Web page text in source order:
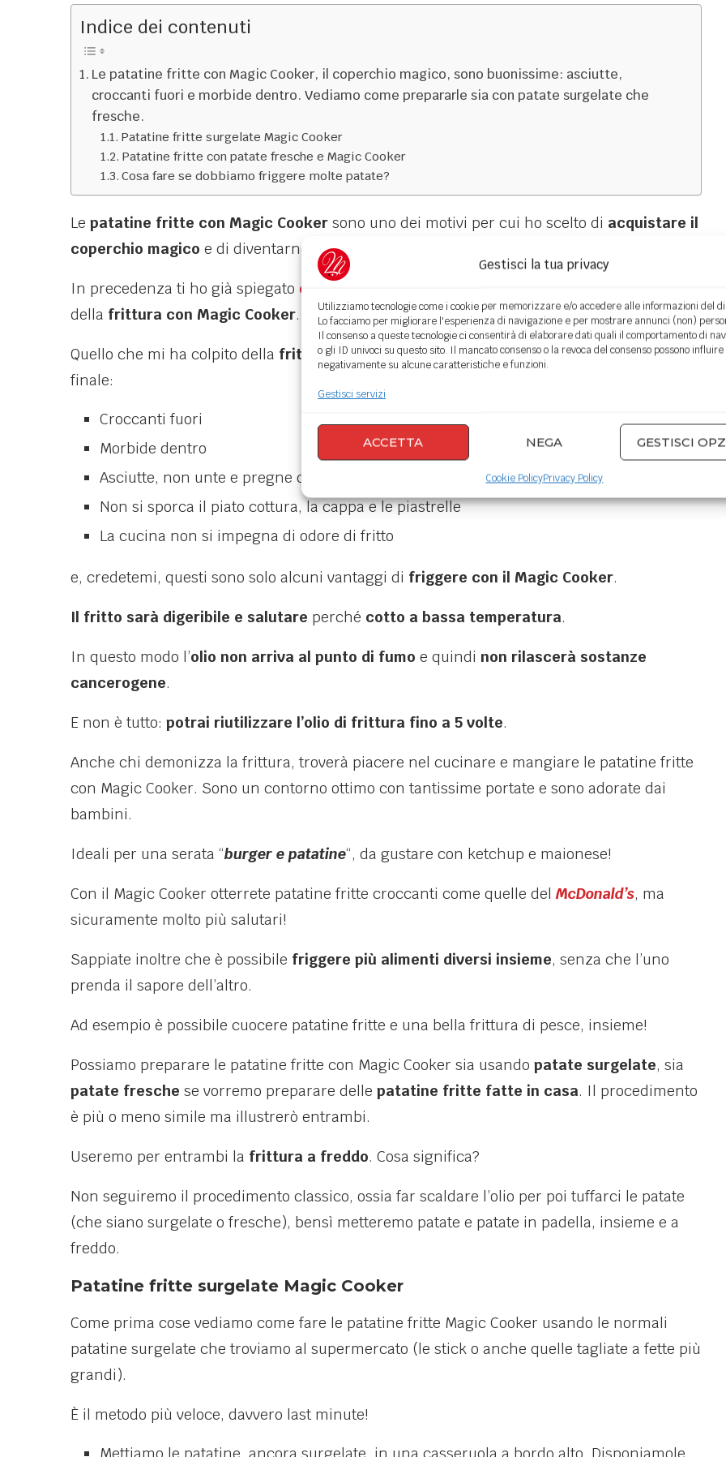
Gestisci la tua privacy
Utilizziamo tecnologie come i cookie per memorizzare e/o accedere alle informazioni del
Lo facciamo per migliorare l'esperienza di navigazione e per mostrare annunci (non)
Il consenso a queste tecnologie ci consentirà di elaborare dati quali il comportamento di
o gli ID univoci su questo sito. Il mancato consenso o la revoca del consenso possono influire
negativamente su alcune caratteristiche e funzioni.
Gestisci servizi
ACCETTA NEGA GESTISCI
Cookie PolicyPrivacy Policy
Indice dei contenuti
Le patatine fritte con Magic Cooker, il coperchio magico, sono buonissime: asciutte,
croccanti fuori e morbide dentro. Vediamo come prepararle sia con patate surgelate che
fresche.
Patatine fritte surgelate Magic Cooker
Patatine fritte con patate fresche e Magic Cooker
Cosa fare se dobbiamo friggere molte patate?
Le patatine fritte con Magic Cooker sono uno dei motivi per cui ho scelto di acquistare il
coperchio magico e di diventarne rivenditore autorizzato.
In precedenza ti ho già spiegato come funzione il Magic Cooker
della frittura con Magic Cooker.
Quello che mi ha colpito della frittura delle patatine con Magic Cookerè il risultato
finale:
Croccanti fuori
Morbide dentro
Asciutte, non unte e pregne di olio
Non si sporca il piato cottura, la cappa e le piastrelle
La cucina non si impegna di odore di fritto
e, credetemi, questi sono solo alcuni vantaggi di friggere con il Magic Cooker.
Il fritto sarà digeribile e salutare perché cotto a bassa temperatura.
In questo modo l’olio non arriva al punto di fumo e quindi non rilascerà sostanze
cancerogene.
E non è tutto: potrai riutilizzare l’olio di frittura fino a 5 volte.
Anche chi demonizza la frittura, troverà piacere nel cucinare e mangiare le patatine fritte
con Magic Cooker. Sono un contorno ottimo con tantissime portate e sono adorate dai
bambini.
Ideali per una serata “burger e patatine“, da gustare con ketchup e maionese!
Con il Magic Cooker otterrete patatine fritte croccanti come quelle del McDonald’s, ma
sicuramente molto più salutari!
Sappiate inoltre che è possibile friggere più alimenti diversi insieme, senza che l’uno
prenda il sapore dell’altro.
Ad esempio è possibile cuocere patatine fritte e una bella frittura di pesce, insieme!
Possiamo preparare le patatine fritte con Magic Cooker sia usando patate surgelate, sia
patate fresche se vorremo preparare delle patatine fritte fatte in casa. Il procedimento
è più o meno simile ma illustrerò entrambi.
Useremo per entrambi la frittura a freddo. Cosa significa?
Non seguiremo il procedimento classico, ossia far scaldare l’olio per poi tuffarci le patate
(che siano surgelate o fresche), bensì metteremo patate e patate in padella, insieme e a
freddo.
Patatine fritte surgelate Magic Cooker
Come prima cose vediamo come fare le patatine fritte Magic Cooker usando le normali
patatine surgelate che troviamo al supermercato (le stick o anche quelle tagliate a fette più
grandi).
È il metodo più veloce, davvero last minute!
Mettiamo le patatine, ancora surgelate, in una casseruola a bordo alto. Disponiamole